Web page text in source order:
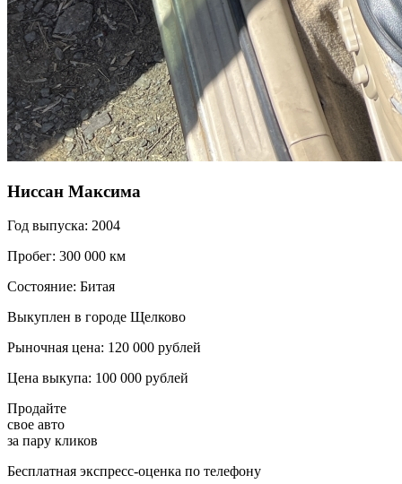
Ниссан Максима
Год выпуска: 2004
Пробег: 300 000 км
Состояние: Битая
Выкуплен в городе Щелково
Рыночная цена: 120 000 рублей
Цена выкупа: 100 000 рублей
Продайте
свое авто
за пару кликов
Бесплатная экспресс-оценка по телефону